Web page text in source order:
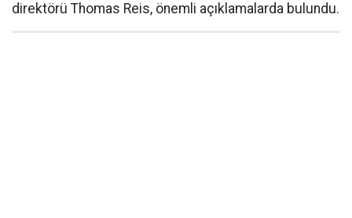
direktörü Thomas Reis, önemli açıklamalarda bulundu.